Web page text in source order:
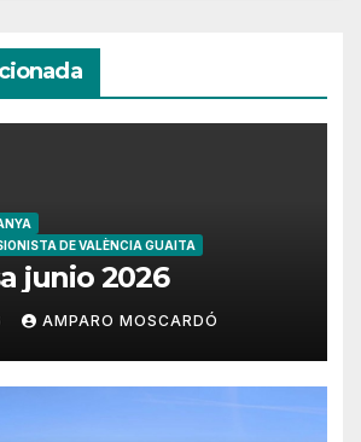
DE VALÈNCIA GUAITA
junio 2026
AMPARO MOSCARDÓ